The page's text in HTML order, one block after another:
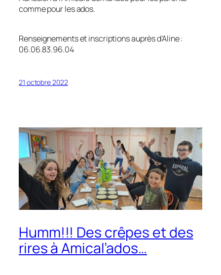
comme pour les ados.
Renseignements et inscriptions auprès d’Aline :
06.06.83.96.04
21 octobre 2022
Humm!!! Des crêpes et des
rires à Amical’ados…